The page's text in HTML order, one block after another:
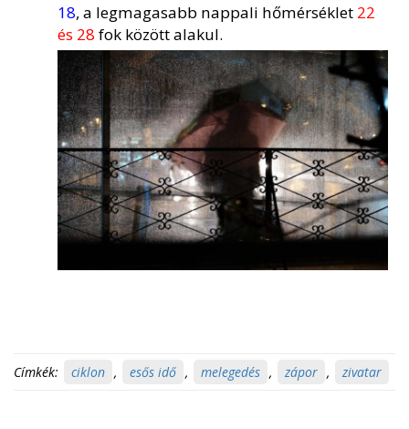
18, a legmagasabb nappali hőmérséklet 22
és 28 fok között alakul.
Címkék: ciklon , esős idő , melegedés , zápor , zivatar